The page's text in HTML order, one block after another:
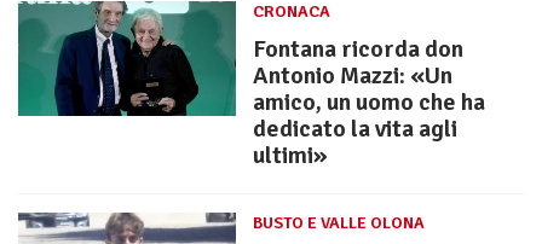
CRONACA
Fontana ricorda don
Antonio Mazzi: «Un
amico, un uomo che ha
dedicato la vita agli
ultimi»
BUSTO E VALLE OLONA